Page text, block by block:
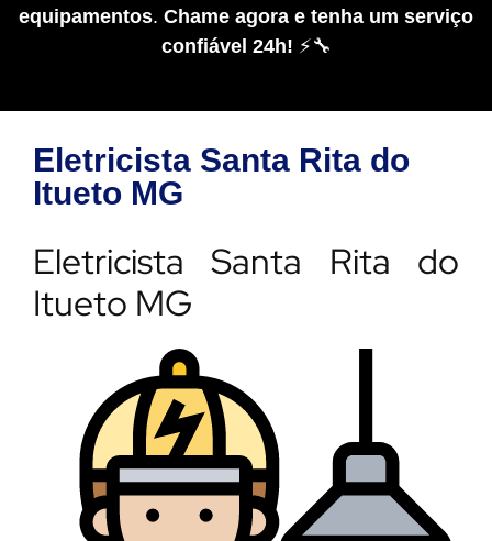
equipamentos. Chame agora e tenha um serviço
confiável 24h! ⚡🔧
Eletricista Santa Rita do
Itueto MG
Eletricista Santa Rita do
Itueto MG